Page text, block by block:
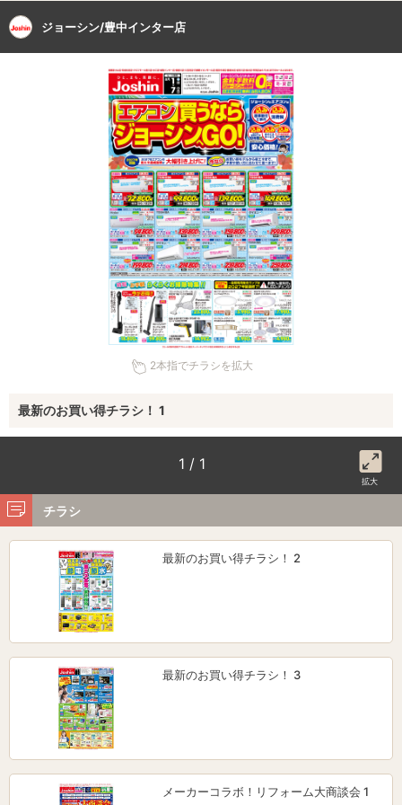
ジョーシン/豊中インター店
2本指でチラシを拡大
最新のお買い得チラシ！ 1
1 / 1
拡大
チラシ
最新のお買い得チラシ！ 2
最新のお買い得チラシ！ 3
メーカーコラボ！リフォーム大商談会 1